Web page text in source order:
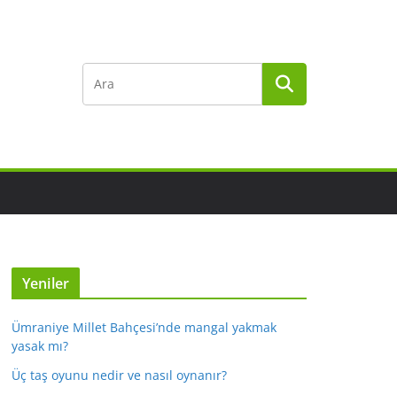
Yeniler
Ümraniye Millet Bahçesi’nde mangal yakmak
yasak mı?
Üç taş oyunu nedir ve nasıl oynanır?